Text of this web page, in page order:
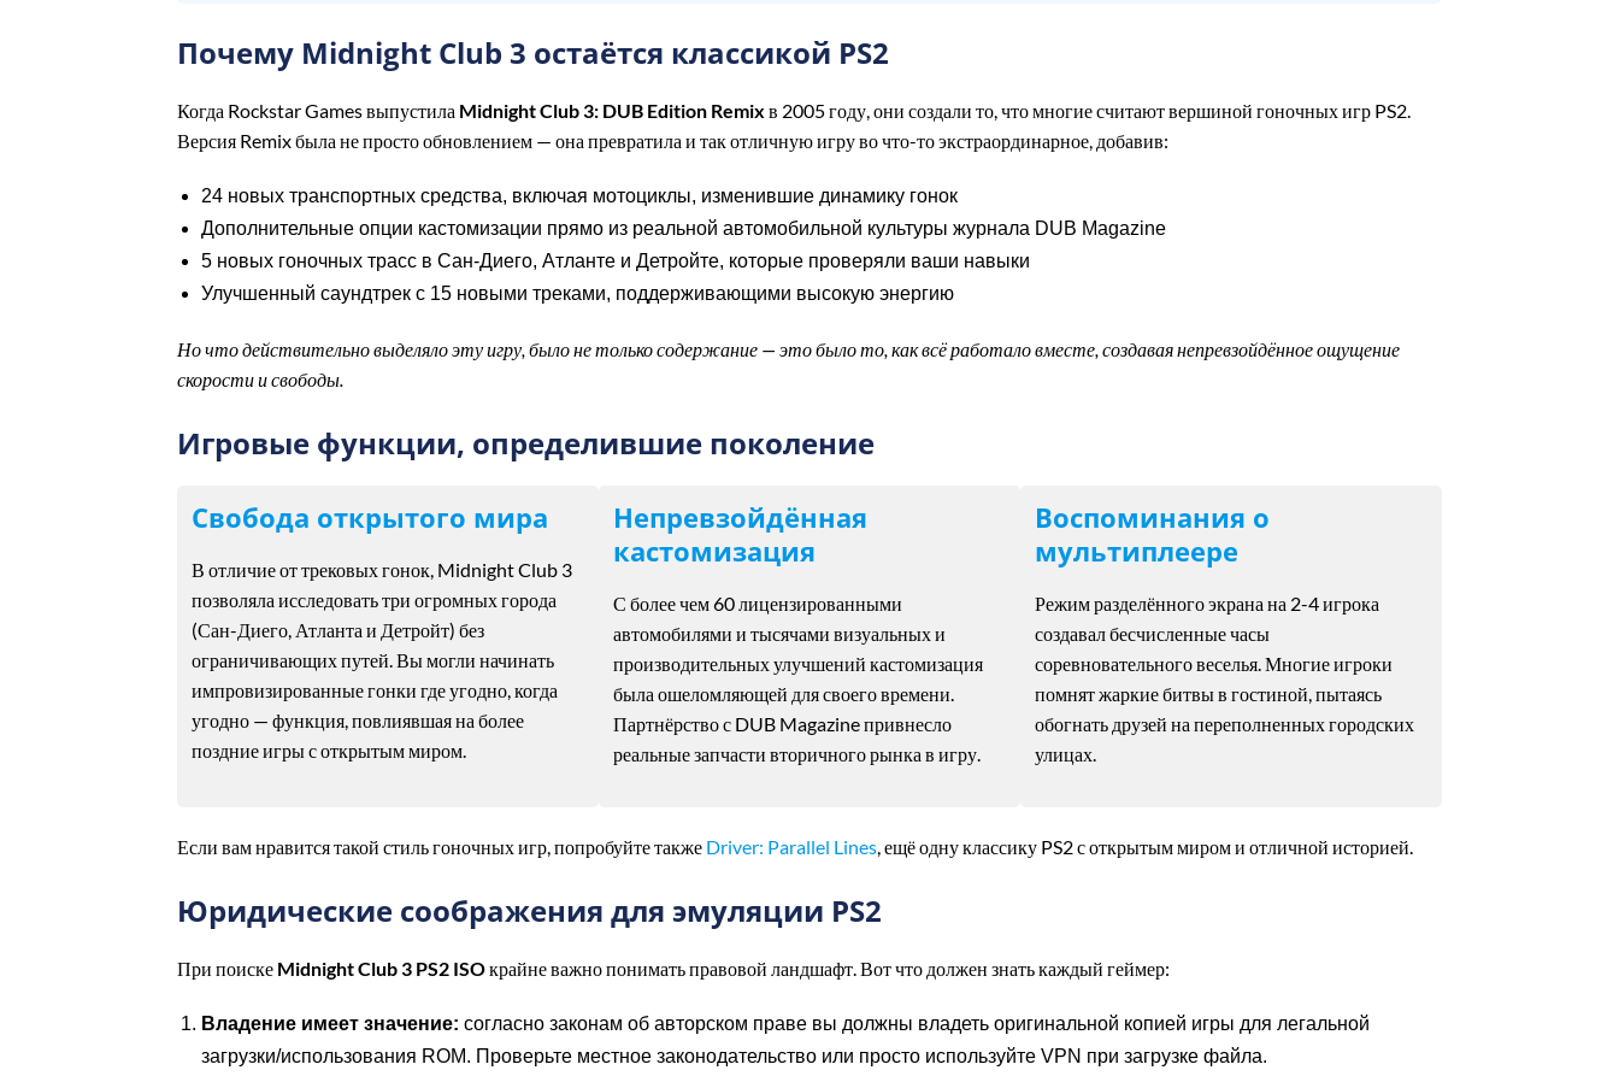
Почему Midnight Club 3 остаётся классикой PS2
Когда Rockstar Games выпустила Midnight Club 3: DUB Edition Remix в 2005 году, они создали то, что многие считают вершиной гоночных игр PS2.
Версия Remix была не просто обновлением — она превратила и так отличную игру во что-то экстраординарное, добавив:
24 новых транспортных средства, включая мотоциклы, изменившие динамику гонок
Дополнительные опции кастомизации прямо из реальной автомобильной культуры журнала DUB Magazine
5 новых гоночных трасс в Сан-Диего, Атланте и Детройте, которые проверяли ваши навыки
Улучшенный саундтрек с 15 новыми треками, поддерживающими высокую энергию
Но что действительно выделяло эту игру, было не только содержание — это было то, как всё работало вместе, создавая непревзойдённое ощущение
скорости и свободы.
Игровые функции, определившие поколение
Свобода открытого мира
В отличие от трековых гонок, Midnight Club 3
позволяла исследовать три огромных города
(Сан-Диего, Атланта и Детройт) без
ограничивающих путей. Вы могли начинать
импровизированные гонки где угодно, когда
угодно — функция, повлиявшая на более
поздние игры с открытым миром.
Непревзойдённая
кастомизация
С более чем 60 лицензированными
автомобилями и тысячами визуальных и
производительных улучшений кастомизация
была ошеломляющей для своего времени.
Партнёрство с DUB Magazine привнесло
реальные запчасти вторичного рынка в игру.
Воспоминания о
мультиплеере
Режим разделённого экрана на 2-4 игрока
создавал бесчисленные часы
соревновательного веселья. Многие игроки
помнят жаркие битвы в гостиной, пытаясь
обогнать друзей на переполненных городских
улицах.
Если вам нравится такой стиль гоночных игр, попробуйте также Driver: Parallel Lines , ещё одну классику PS2 с открытым миром и отличной историей.
Юридические соображения для эмуляции PS2
При поиске Midnight Club 3 PS2 ISOкрайне важно понимать правовой ландшафт. Вот что должен знать каждый геймер:
Владение имеет значение: согласно законам об авторском праве вы должны владеть оригинальной копией игры для легальной
загрузки/использования ROM. Проверьте местное законодательство или просто используйте VPN при загрузке файла.